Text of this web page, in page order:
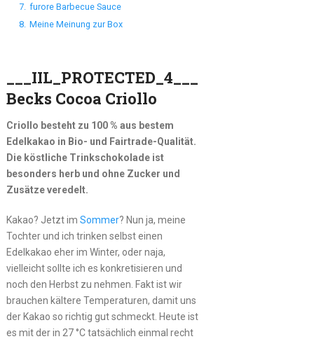
7. furore Barbecue Sauce
8. Meine Meinung zur Box
___IIL_PROTECTED_4___
Becks Cocoa Criollo
Criollo besteht zu 100 % aus bestem
Edelkakao in Bio- und Fairtrade-Qualität.
Die köstliche Trinkschokolade ist
besonders herb und ohne Zucker und
Zusätze veredelt.
Kakao? Jetzt im Sommer? Nun ja, meine
Tochter und ich trinken selbst einen
Edelkakao eher im Winter, oder naja,
vielleicht sollte ich es konkretisieren und
noch den Herbst zu nehmen. Fakt ist wir
brauchen kältere Temperaturen, damit uns
der Kakao so richtig gut schmeckt. Heute ist
es mit der in 27 °C tatsächlich einmal recht